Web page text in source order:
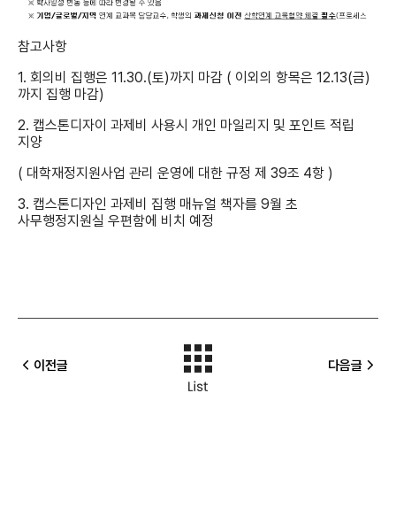
참고사항
1. 회의비 집행은 11.30.(토)까지 마감 ( 이외의 항목은 12.13(금)
까지 집행 마감)
2. 캡스톤디자이 과제비 사용시 개인 마일리지 및 포인트 적립
지양
( 대학재정지원사업 관리 운영에 대한 규정 제 39조 4항 )
3. 캡스톤디자인 과제비 집행 매뉴얼 책자를 9월 초
사무행정지원실 우편함에 비치 예정
이전글 다음글